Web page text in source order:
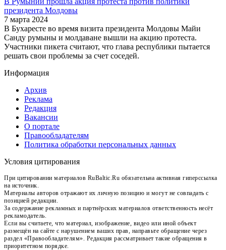
президента Молдовы
7 марта 2024
В Бухаресте во время визита президента Молдовы Майи
Санду румыны и молдаване вышли на акцию протеста.
Участники пикета считают, что глава республики пытается
решать свои проблемы за счет соседей.
Информация
Архив
Реклама
Редакция
Вакансии
О портале
Правообладателям
Политика обработки персональных данных
Условия цитирования
При цитировании материалов RuBaltic.Ru обязательна активная гиперссылка
на источник.
Материалы авторов отражают их личную позицию и могут не совпадать с
позицией редакции.
За содержание рекламных и партнёрских материалов ответственность несёт
рекламодатель.
Если вы считаете, что материал, изображение, видео или иной объект
размещён на сайте с нарушением ваших прав, направьте обращение через
раздел «Правообладателям». Редакция рассматривает такие обращения в
приоритетном порядке.